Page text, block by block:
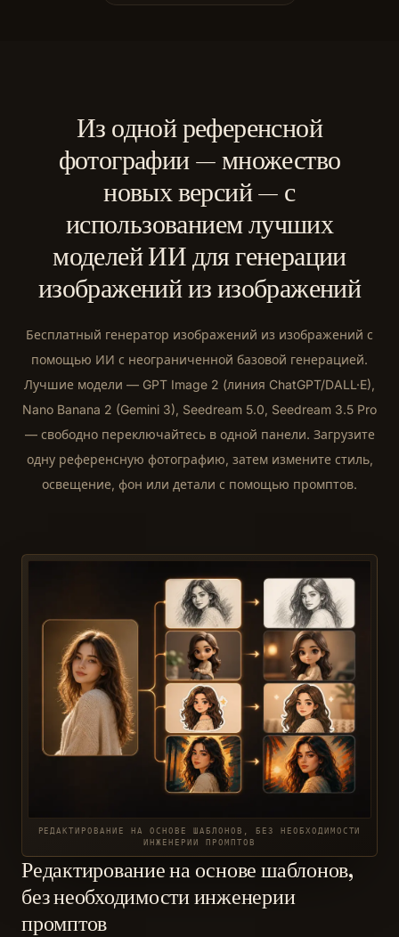
Из одной референсной
фотографии — множество
новых версий — с
использованием лучших
моделей ИИ для генерации
изображений из изображений
Бесплатный генератор изображений из изображений с
помощью ИИ с неограниченной базовой генерацией.
Лучшие модели — GPT Image 2 (линия ChatGPT/DALL·E),
Nano Banana 2 (Gemini 3), Seedream 5.0, Seedream 3.5 Pro
— свободно переключайтесь в одной панели. Загрузите
одну референсную фотографию, затем измените стиль,
освещение, фон или детали с помощью промптов.
РЕДАКТИРОВАНИЕ НА ОСНОВЕ ШАБЛОНОВ, БЕЗ НЕОБХОДИМОСТИ
ИНЖЕНЕРИИ ПРОМПТОВ
Редактирование на основе шаблонов,
без необходимости инженерии
промптов